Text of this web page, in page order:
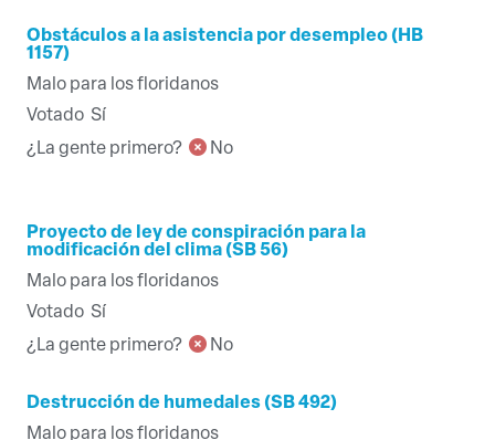
Obstáculos a la asistencia por desempleo (HB
1157)
Malo para los floridanos
Votado Sí
¿La gente primero?
No
Proyecto de ley de conspiración para la
modificación del clima (SB 56)
Malo para los floridanos
Votado Sí
¿La gente primero?
No
Destrucción de humedales (SB 492)
Malo para los floridanos